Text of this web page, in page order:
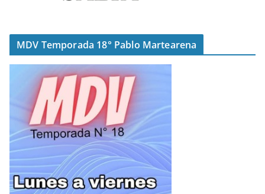
MDV Temporada 18° Pablo Martearena